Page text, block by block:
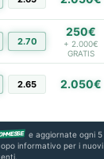
2.70
250€
+ 2.000€
GRATIS
2.65 2.050€
e aggiornate ogni 5
informativo per i nuovi